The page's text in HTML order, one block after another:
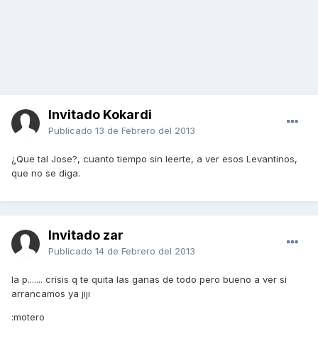
Invitado Kokardi
Publicado 13 de Febrero del 2013
¿Que tal Jose?, cuanto tiempo sin leerte, a ver esos Levantinos,
que no se diga.
Invitado zar
Publicado 14 de Febrero del 2013
la p....... crisis q te quita las ganas de todo pero bueno a ver si
arrancamos ya jiji
:motero